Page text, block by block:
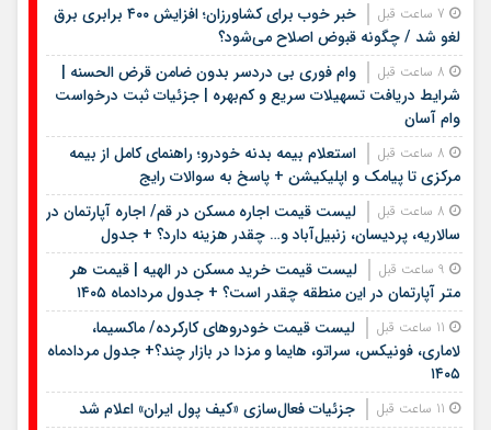
خبر خوب برای کشاورزان؛ افزایش ۴۰۰ برابری برق
لغو شد / چگونه قبوض اصلاح می‌شود؟
وام فوری بی دردسر بدون ضامن قرض الحسنه |
شرایط دریافت تسهیلات سریع و کم‌بهره | جزئیات ثبت درخواست
وام آسان
استعلام بیمه بدنه خودرو؛ راهنمای کامل از بیمه
مرکزی تا پیامک و اپلیکیشن + پاسخ به سوالات رایج
لیست قیمت اجاره مسکن در قم/ اجاره آپارتمان در
سالاریه، پردیسان، زنبیل‌آباد و… چقدر هزینه دارد؟ + جدول
لیست قیمت خرید مسکن در الهیه | قیمت هر
متر آپارتمان در این منطقه چقدر است؟ + جدول مردادماه ۱۴۰۵
لیست قیمت خودروهای کارکرده/ ماکسیما،
لاماری، فونیکس، سراتو، هایما و مزدا در بازار چند؟+ جدول مردادماه
۱۴۰۵
جزئیات فعال‌سازی «کیف پول ایران» اعلام شد